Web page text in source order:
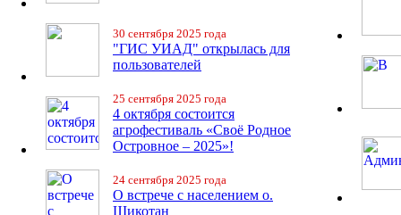
30 сентября 2025 года
"ГИС УИАД" открылась для
пользователей
25 сентября 2025 года
4 октября состоится
агрофестиваль «Своё Родное
Островное – 2025»!
24 сентября 2025 года
О встрече с населением о.
Шикотан